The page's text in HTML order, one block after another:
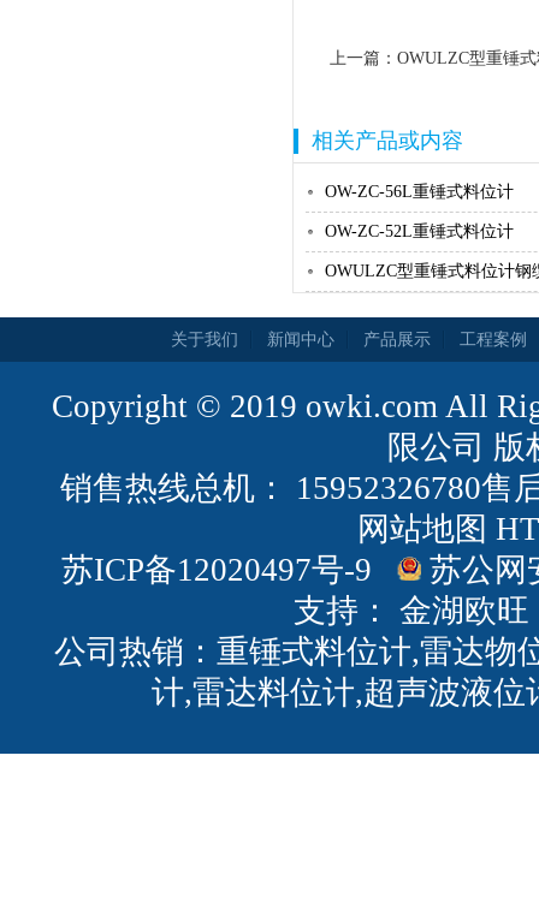
上一篇： OWULZC型重锤
相关产品或内容
OW-ZC-56L重锤式料位计
OW-ZC-52L重锤式料位计
OWULZC型重锤式料位计钢
关于我们 新闻中心 产品展示 工程案例
Copyright © 2019 owki.com All
限公司 版
销售热线总机： 15952326780售
网站地图
苏ICP备12020497号-9
苏公网
支持： 金湖欧旺
公司热销：重锤式料位计,雷达物
计,雷达料位计,超声波液